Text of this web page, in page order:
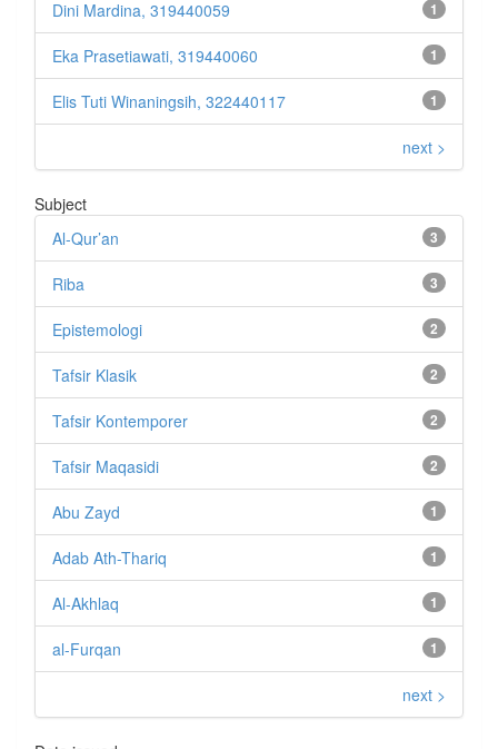
1
Dini Mardina, 319440059
1
Eka Prasetiawati, 319440060
1
Elis Tuti Winaningsih, 322440117
next >
Subject
3
Al-Qur’an
3
Riba
2
Epistemologi
2
Tafsir Klasik
2
Tafsir Kontemporer
2
Tafsir Maqasidi
1
Abu Zayd
1
Adab Ath-Thariq
1
Al-Akhlaq
1
al-Furqan
next >